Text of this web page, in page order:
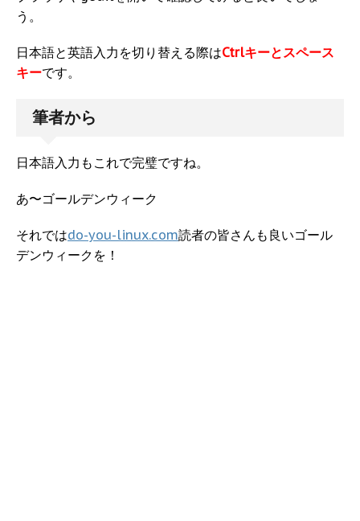
う。
日本語と英語入力を切り替える際はCtrlキーとスペース
キーです。
筆者から
日本語入力もこれで完璧ですね。
あ〜ゴールデンウィーク
それではdo-you-linux.com読者の皆さんも良いゴール
デンウィークを！